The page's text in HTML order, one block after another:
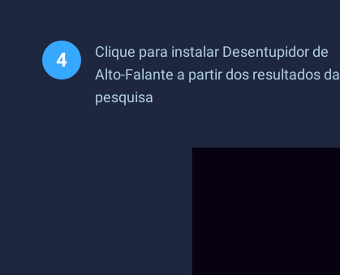
Clique para instalar Desentupidor de
Alto-Falante a partir dos resultados da
pesquisa